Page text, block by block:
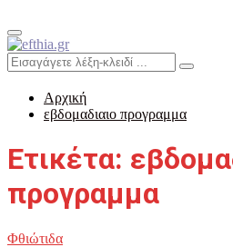
Primary
Menu
Search
for:
Search
Αρχική
εβδομαδιαιο προγραμμα
Ετικέτα:
προγραμμα
Φθιώτιδα